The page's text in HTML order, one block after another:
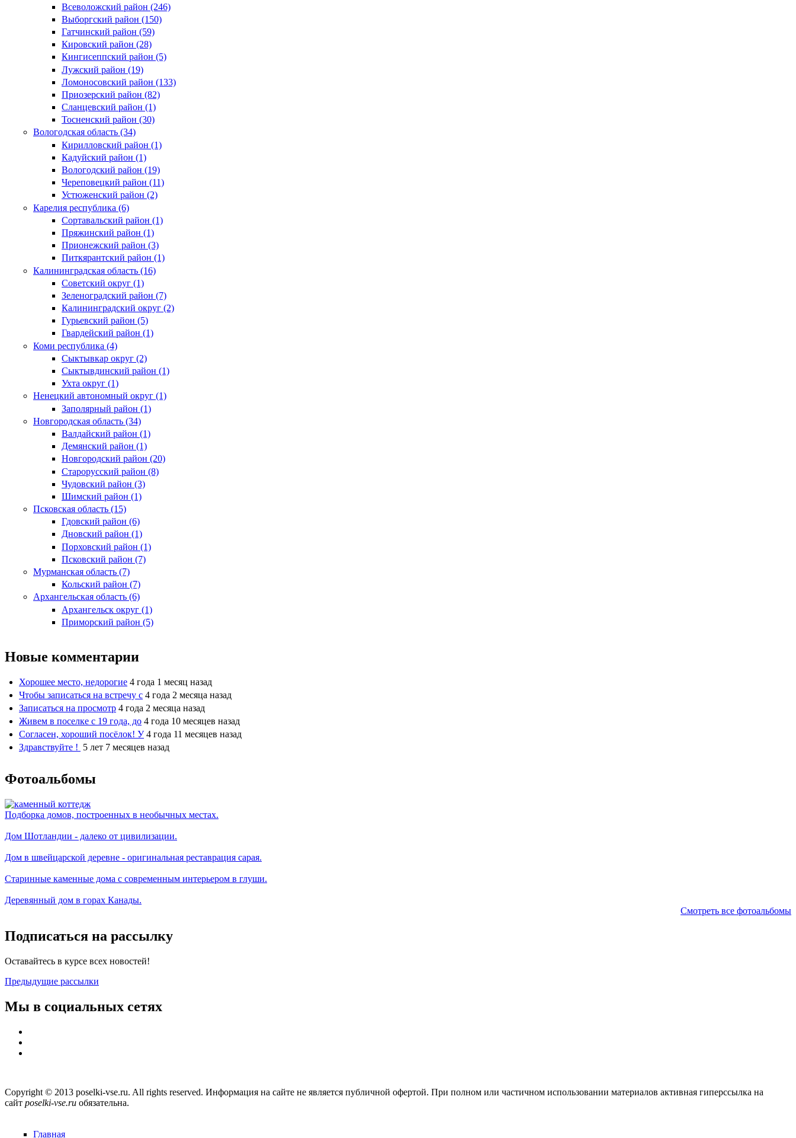
Всеволожский район (246)
Выборгский район (150)
Гатчинский район (59)
Кировский район (28)
Кингисеппский район (5)
Лужский район (19)
Ломоносовский район (133)
Приозерский район (82)
Сланцевский район (1)
Тосненский район (30)
Вологодская область (34)
Кирилловский район (1)
Кадуйский район (1)
Вологодский район (19)
Череповецкий район (11)
Устюженский район (2)
Карелия республика (6)
Сортавальский район (1)
Пряжинский район (1)
Прионежский район (3)
Питкярантский район (1)
Калининградская область (16)
Советский округ (1)
Зеленоградский район (7)
Калининградский округ (2)
Гурьевский район (5)
Гвардейский район (1)
Коми республика (4)
Сыктывкар округ (2)
Сыктывдинский район (1)
Ухта округ (1)
Ненецкий автономный округ (1)
Заполярный район (1)
Новгородская область (34)
Валдайский район (1)
Демянский район (1)
Новгородский район (20)
Старорусский район (8)
Чудовский район (3)
Шимский район (1)
Псковская область (15)
Гдовский район (6)
Дновский район (1)
Порховский район (1)
Псковский район (7)
Мурманская область (7)
Кольский район (7)
Архангельская область (6)
Архангельск округ (1)
Приморский район (5)
Новые комментарии
Хорошее место, недорогие 4 года 1 месяц назад
Чтобы записаться на встречу с 4 года 2 месяца назад
Записаться на просмотр 4 года 2 месяца назад
Живем в поселке с 19 года, до 4 года 10 месяцев назад
Согласен, хороший посёлок! У 4 года 11 месяцев назад
Здравствуйте ! 5 лет 7 месяцев назад
Фотоальбомы
Подборка домов, построенных в необычных местах.
Дом Шотландии - далеко от цивилизации.
Дом в швейцарской деревне - оригинальная реставрация сарая.
Старинные каменные дома с современным интерьером в глуши.
Деревянный дом в горах Канады.
Смотреть все фотоальбомы
Подписаться на рассылку
Оставайтесь в курсе всех новостей!
Предыдущие рассылки
Мы в социальных сетях
Copyright © 2013 poselki-vse.ru. All rights reserved. Информация на сайте не является публичной офертой. При полном или частичном использовании материалов активная гиперссылка на
сайт poselki-vse.ru​ обязательна.
Главная